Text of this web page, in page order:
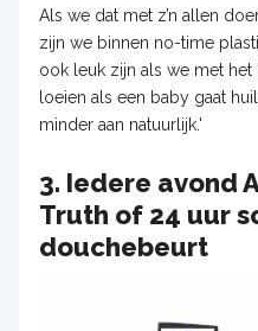
Als we dat met z’n allen
zijn we binnen no-time
ook leuk zijn als we met
loeien als een baby gaat
minder aan natuurlijk.'
3. Iedere avond
Truth of 24 uur
douchebeurt